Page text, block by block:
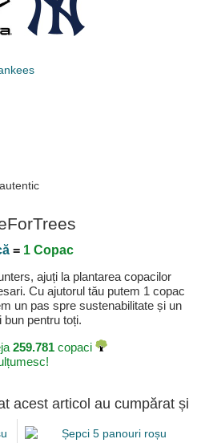
= 1 Copac
ajuți la plantarea copacilor
Cu ajutorul tău putem 1 copac
un pas spre sustenabilitate și un
bun pentru toți.
259.781copaci
acest articol au cumpărat și